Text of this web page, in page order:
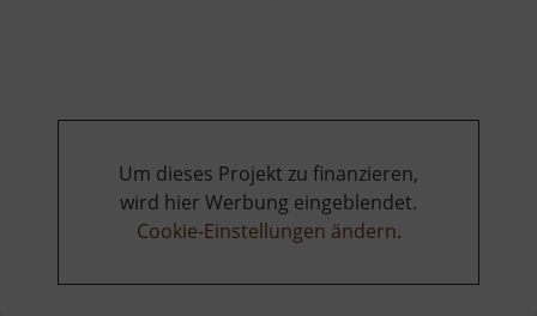
Um dieses Projekt zu finanzieren,
wird hier Werbung eingeblendet.
Cookie-Einstellungen ändern.